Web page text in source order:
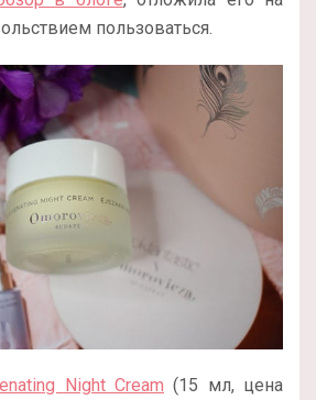
пользоваться.
Night Cream (15 мл, цена